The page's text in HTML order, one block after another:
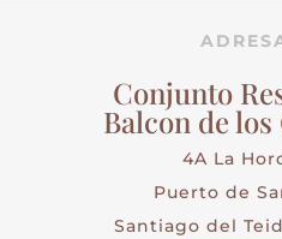
Conjunto
Balcon de los
4A La
Puerto de
Santiago del